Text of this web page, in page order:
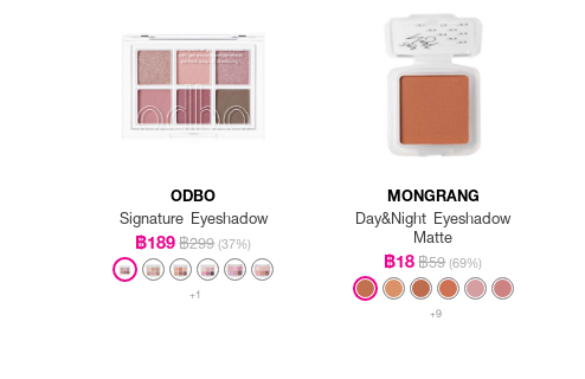
ODBO
Signature Eyeshadow
฿189฿299 (37%)
+1
MONGRANG
Day&Night Eyeshadow
Matte
฿18฿59 (69%)
+9